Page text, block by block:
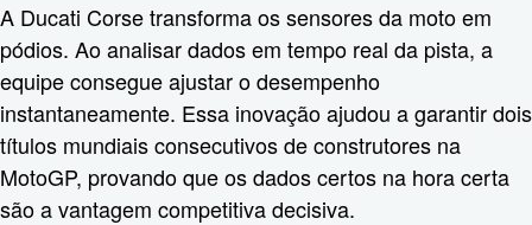
A Ducati Corse transforma os sensores da moto em
pódios. Ao analisar dados em tempo real da pista, a
equipe consegue ajustar o desempenho
instantaneamente. Essa inovação ajudou a garantir dois
títulos mundiais consecutivos de construtores na
MotoGP, provando que os dados certos na hora certa
são a vantagem competitiva decisiva.